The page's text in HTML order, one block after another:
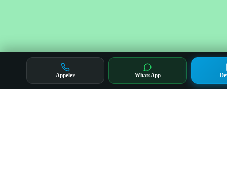
Appeler WhatsApp